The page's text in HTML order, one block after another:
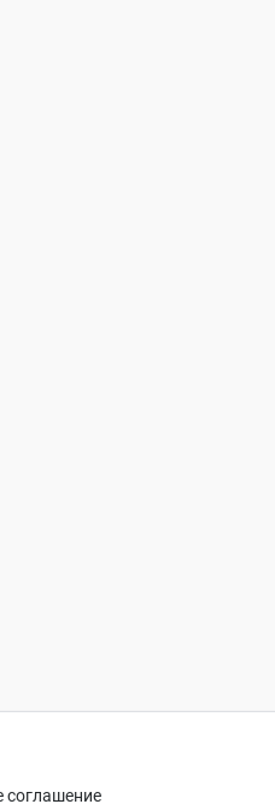
соглашение